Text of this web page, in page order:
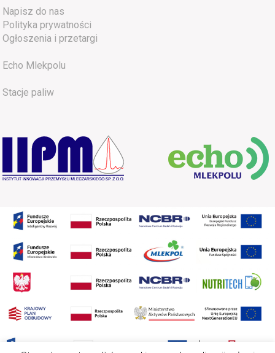
Napisz do nas
Polityka prywatności
Ogłoszenia i przetargi
Echo Mlekpolu
Stacje paliw